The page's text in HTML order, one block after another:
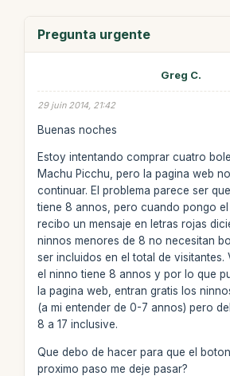
Pregunta urgente
Greg C.
29 juin 2014, 21:42
Buenas noches
Estoy intentando comprar cuatro
Machu Picchu, pero la pagina web
continuar. El problema parece ser
tiene 8 annos, pero cuando pongo
recibo un mensaje en letras rojas
ninnos menores de 8 no necesitan
ser incluidos en el total de visitantes.
el ninno tiene 8 annos y por lo que
la pagina web, entran gratis los
(a mi entender de 0-7 annos) pero
8 a 17 inclusive.
Que debo de hacer para que el
proximo paso me deje pasar?